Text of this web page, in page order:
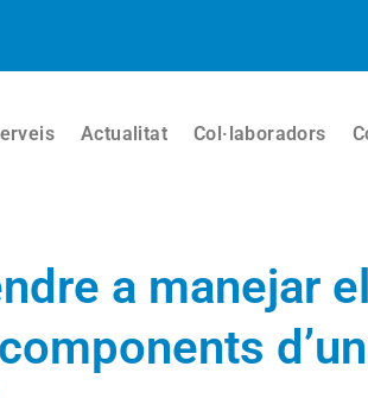
Actualitat Col·laboradors
a manejar